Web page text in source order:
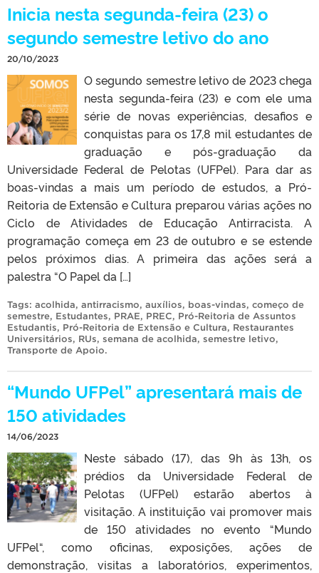
Inicia nesta segunda-feira (23) o
segundo semestre letivo do ano
20/10/2023
O segundo semestre letivo de 2023 chega
nesta segunda-feira (23) e com ele uma
série de novas experiências, desafios e
conquistas para os 17,8 mil estudantes de
graduação e pós-graduação da
Universidade Federal de Pelotas (UFPel). Para dar as
boas-vindas a mais um período de estudos, a Pró-
Reitoria de Extensão e Cultura preparou várias ações no
Ciclo de Atividades de Educação Antirracista. A
programação começa em 23 de outubro e se estende
pelos próximos dias. A primeira das ações será a
palestra “O Papel da […]
Tags: acolhida, antirracismo, auxílios, boas-vindas, começo de
semestre, Estudantes, PRAE, PREC, Pró-Reitoria de Assuntos
Estudantis, Pró-Reitoria de Extensão e Cultura, Restaurantes
Universitários, RUs, semana de acolhida, semestre letivo,
Transporte de Apoio.
“Mundo UFPel” apresentará mais de
150 atividades
14/06/2023
Neste sábado (17), das 9h às 13h, os
prédios da Universidade Federal de
Pelotas (UFPel) estarão abertos à
visitação. A instituição vai promover mais
de 150 atividades no evento “Mundo
UFPel“, como oficinas, exposições, ações de
demonstração, visitas a laboratórios, experimentos,